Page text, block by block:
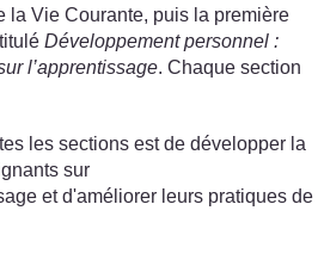
la Vie Courante, puis la première
Développement personnel :
l’apprentissage. Chaque section
les sections est de développer la
sur
et d'améliorer leurs pratiques de